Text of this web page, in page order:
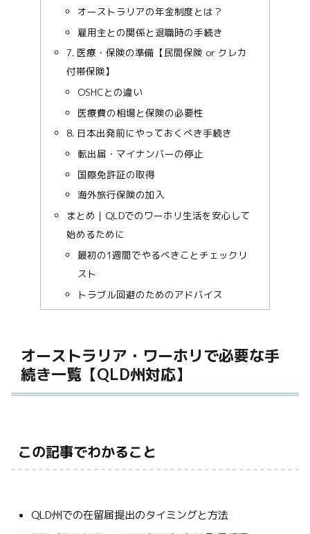
オーストラリアの年金制度とは？
雇用主との関係と退職時の手続き
7. 医療・保険の準備【民間保険 or クレカ
付帯保険】
OSHCとの違い
医療費の相場と保険の必要性
8. 日本出発前にやっておくべき手続き
転出届・マイナンバーの停止
国際免許証の取得
海外旅行保険の加入
まとめ｜QLDでのワーホリ生活を安心して
始めるために
最初の1週間でやるべきことチェックリ
スト
トラブル回避のためのアドバイス
オーストラリア・ワーホリで必要な手
続き一覧【QLD州対応】
この記事でわかること
QLD州での在留届提出のタイミングと方法